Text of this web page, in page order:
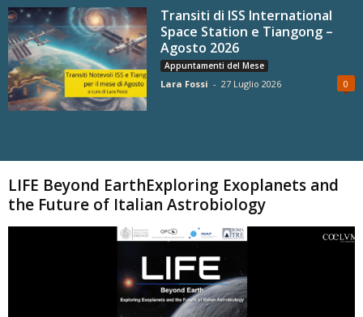
Transiti di ISS International
Space Station e Tiangong –
Agosto 2026
Appuntamenti del Mese
Lara Fossi - 27 Luglio 2026 0
LIFE Beyond EarthExploring Exoplanets and
the Future of Italian Astrobiology